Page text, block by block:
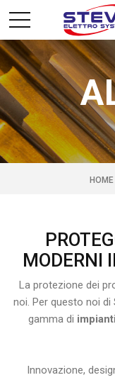
HOME
MODERNI
La protezione dei
noi. Per questo noi
gamma di
Innovazione,